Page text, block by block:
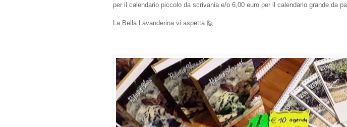
per il calendario piccolo da scrivania e/o 6,00 euro per il calendario grande da
La Bella Lavanderina vi aspetta 🙋